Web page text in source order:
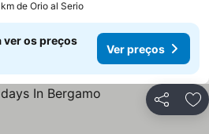
de Orio al Serio
ver os preços
Ver preços
Partilhar